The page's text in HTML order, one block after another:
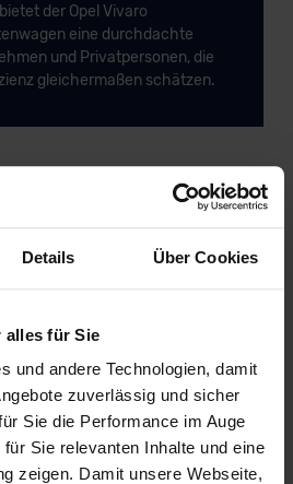
Details Über Cookies
alles für Sie
und andere Technologien, damit
zuverlässig und sicher
Sie die Performance im Auge
Sie relevanten Inhalte und eine
zeigen. Damit unsere Webseite,
der Opel Vivaro
eine durchdachte
und Privatpersonen, die
gleichermaßen schätzen.
Angebot
Angebote